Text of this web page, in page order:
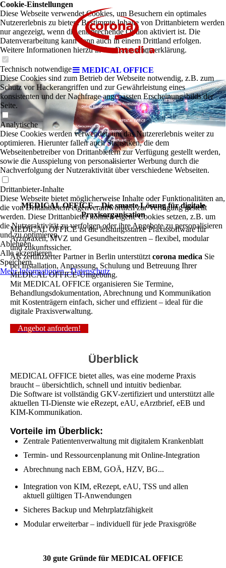
MEDICAL OFFICE
MEDICAL OFFICE – Die smarte Lösung für digitale
Praxisorganisation
MEDICAL OFFICE ist die leistungsstarke Praxissoftware für
Arztpraxen, MVZ und Gesundheitszentren – flexibel, modular
und zukunftssicher.
Als zertifizierter Partner in Berlin unterstützt corona medica Sie
bei Installation, Anpassung, Schulung und Betreuung Ihrer
MEDICAL OFFICE-Umgebung.
Mit MEDICAL OFFICE organisieren Sie Termine,
Behandlungsdokumentation, Abrechnung und Kommunikation
mit Kostenträgern einfach, sicher und effizient – ideal für die
digitale Praxisverwaltung.
Angebot anfordern!
Überblick
MEDICAL OFFICE bietet alles, was eine moderne Praxis
braucht – übersichtlich, schnell und intuitiv bedienbar.
Die Software ist vollständig GKV-zertifiziert und unterstützt alle
aktuellen TI-Dienste wie eRezept, eAU, eArztbrief, eEB und
KIM-Kommunikation.
Vorteile im Überblick:
Zentrale Patientenverwaltung mit digitalem Krankenblatt
Termin- und Ressourcenplanung mit Online-Integration
Abrechnung nach EBM, GOÄ, HZV, BG...
Integration von KIM, eRezept, eAU, TSS und allen
aktuell gültigen TI-Anwendungen
Sicheres Backup und Mehrplatzfähigkeit
Modular erweiterbar – individuell für jede Praxisgröße
30 gute Gründe für MEDICAL OFFICE
Cookie-Einstellungen
Diese Webseite verwendet Cookies, um Besuchern ein optimales
Nutzererlebnis zu bieten. Bestimmte Inhalte von Drittanbietern werden
nur angezeigt, wenn die entsprechende Option aktiviert ist. Die
Datenverarbeitung kann dann auch in einem Drittland erfolgen.
Weitere Informationen hierzu in der Datenschutzerklärung.
Technisch notwendige
Diese Cookies sind zum Betrieb der Webseite notwendig, z.B. zum
Schutz vor Hackerangriffen und zur Gewährleistung eines
konsistenten und der Nachfrage angepassten Erscheinungsbilds der
Seite.
Analytische
Diese Cookies werden verwendet, um das Nutzererlebnis weiter zu
optimieren. Hierunter fallen auch Statistiken, die dem
Webseitenbetreiber von Drittanbietern zur Verfügung gestellt werden,
sowie die Ausspielung von personalisierter Werbung durch die
Nachverfolgung der Nutzeraktivität über verschiedene Webseiten.
Drittanbieter-Inhalte
Diese Webseite bietet möglicherweise Inhalte oder Funktionalitäten an,
die von Drittanbietern eigenverantwortlich zur Verfügung gestellt
werden. Diese Drittanbieter können eigene Cookies setzen, z.B. um
die Nutzeraktivität zu verfolgen oder ihre Angebote zu personalisieren
und zu optimieren.
Ablehnen
Alle akzeptieren
Speichern
Mehr Informationen - Datenschutz